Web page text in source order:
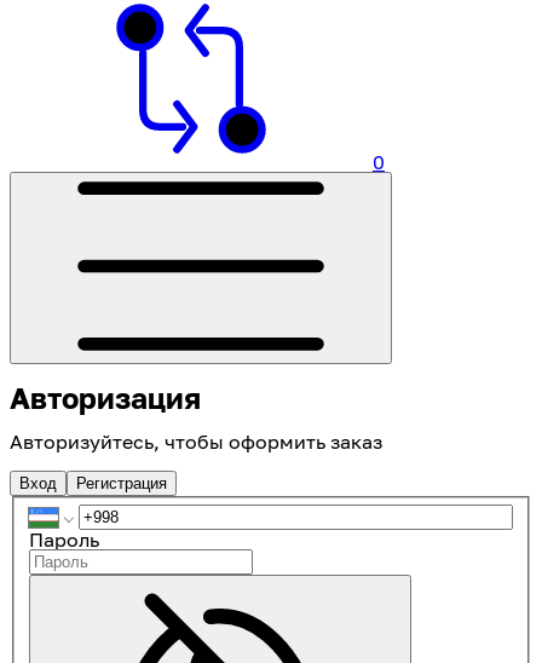
0
Авторизация
Авторизуйтесь, чтобы оформить заказ
Вход Регистрация
Пароль